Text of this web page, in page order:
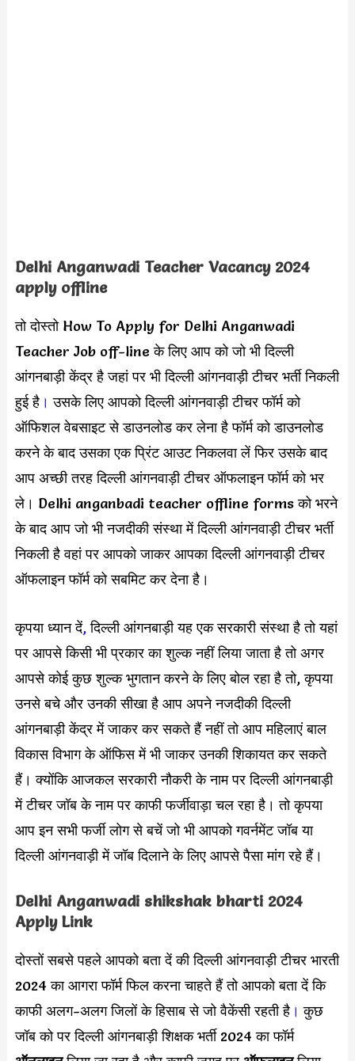
Delhi Anganwadi Teacher Vacancy 2024
apply offline
तो दोस्तो How To Apply for Delhi Anganwadi
Teacher Job off-line के लिए आप को जो भी दिल्ली
आंगनबाड़ी केंद्र है जहां पर भी दिल्ली आंगनवाड़ी टीचर भर्ती निकली
हुई है। उसके लिए आपको दिल्ली आंगनवाड़ी टीचर फॉर्म को
ऑफिशल वेबसाइट से डाउनलोड कर लेना है फॉर्म को डाउनलोड
करने के बाद उसका एक प्रिंट आउट निकलवा लें फिर उसके बाद
आप अच्छी तरह दिल्ली आंगनवाड़ी टीचर ऑफलाइन फॉर्म को भर
ले। Delhi anganbadi teacher offline forms को भरने
के बाद आप जो भी नजदीकी संस्था में दिल्ली आंगनवाड़ी टीचर भर्ती
निकली है वहां पर आपको जाकर आपका दिल्ली आंगनवाड़ी टीचर
ऑफलाइन फॉर्म को सबमिट कर देना है।
कृपया ध्यान दें, दिल्ली आंगनबाड़ी यह एक सरकारी संस्था है तो यहां
पर आपसे किसी भी प्रकार का शुल्क नहीं लिया जाता है तो अगर
आपसे कोई कुछ शुल्क भुगतान करने के लिए बोल रहा है तो, कृपया
उनसे बचे और उनकी सीखा है आप अपने नजदीकी दिल्ली
आंगनबाड़ी केंद्र में जाकर कर सकते हैं नहीं तो आप महिलाएं बाल
विकास विभाग के ऑफिस में भी जाकर उनकी शिकायत कर सकते
हैं। क्योंकि आजकल सरकारी नौकरी के नाम पर दिल्ली आंगनबाड़ी
में टीचर जॉब के नाम पर काफी फर्जीवाड़ा चल रहा है। तो कृपया
आप इन सभी फर्जी लोग से बचें जो भी आपको गवर्नमेंट जॉब या
दिल्ली आंगनवाड़ी में जॉब दिलाने के लिए आपसे पैसा मांग रहे हैं।
Delhi Anganwadi shikshak bharti 2024
Apply Link
दोस्तों सबसे पहले आपको बता दें की दिल्ली आंगनवाड़ी टीचर भारती
2024 का आगरा फॉर्म फिल करना चाहते हैं तो आपको बता दें कि
काफी अलग-अलग जिलों के हिसाब से जो वैकेंसी रहती है। कुछ
जॉब को पर दिल्ली आंगनबाड़ी शिक्षक भर्ती 2024 का फॉर्म